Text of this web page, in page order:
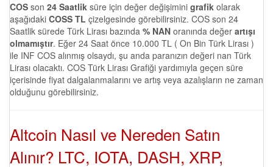
COS son 24 Saatlik süre için değer değişimini grafik olarak
aşağıdaki COSS TL çizelgesinde görebilirsiniz. COS son 24
Saatlik sürede Türk Lirası bazında % NAN oranında değer artışı
olmamıştır. Eğer 24 Saat önce 10.000 TL ( On Bin Türk Lirası )
ile INF COS alınmış olsaydı, şu anda paranızın değeri nan Türk
Lirası olacaktı. COS Türk Lirası Grafiği yardımıyla geçen süre
içerisinde fiyat dalgalanmalarını ve artış veya azalışların ne zaman
olduğunu görebilirsiniz.
Altcoin Nasıl ve Nereden Satın
Alınır? LTC, IOTA, DASH, XRP,